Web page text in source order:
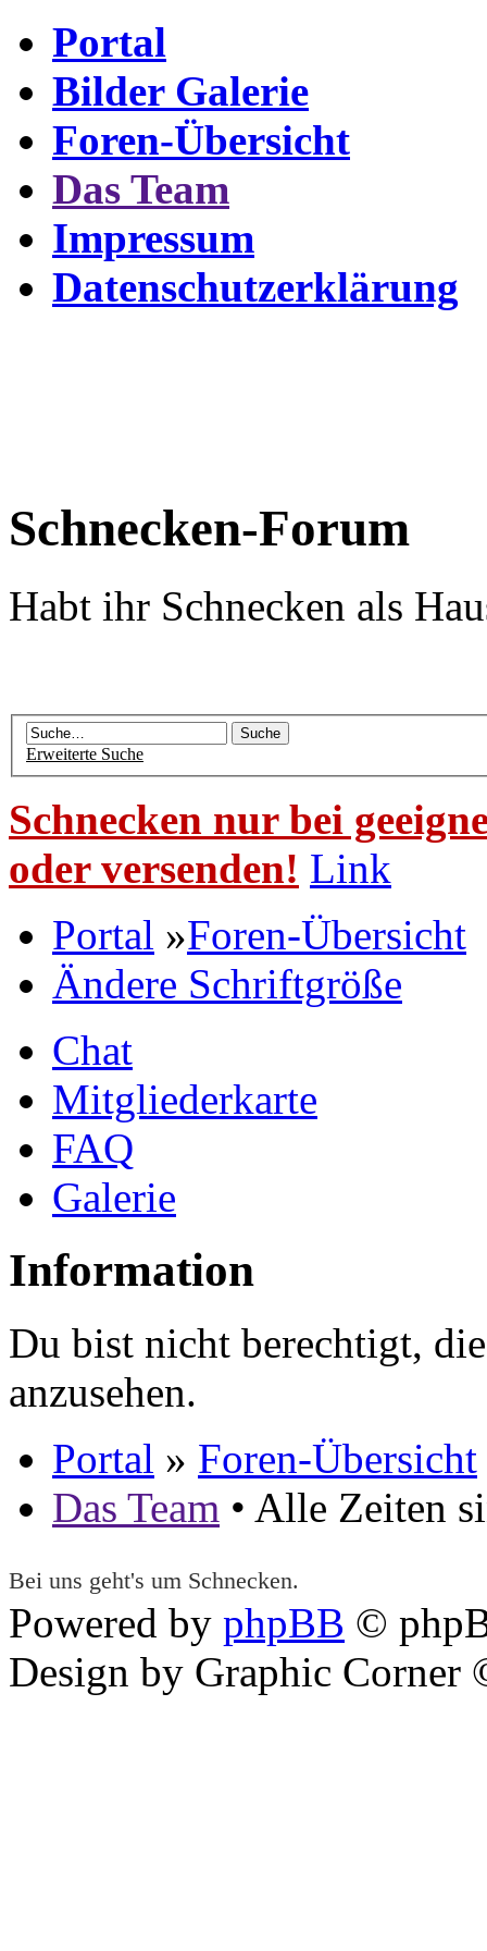
Portal
Bilder Galerie
Foren-Übersicht
Das Team
Impressum
Datenschutzerklärung
Schnecken-Forum
Habt ihr Schnecken als
Erweiterte Suche
Schnecken nur bei
oder versenden! Link
Portal »Foren-Übersicht
Ändere Schriftgröße
Chat
Mitgliederkarte
FAQ
Galerie
Information
Du bist nicht berechtigt,
anzusehen.
Portal » Foren-Übersicht
Das Team • Alle Zeiten
Bei uns geht's um Schnecken.
Powered by phpBB ©
Design by Graphic Corner